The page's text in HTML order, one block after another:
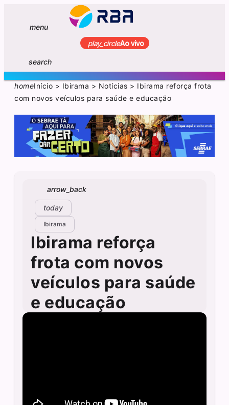
menu
play_circleAo vivo
search
homeInício > Ibirama > Notícias > Ibirama reforça frota
com novos veículos para saúde e educação
arrow_back
today
Ibirama
Ibirama reforça
frota com novos
veículos para saúde
e educação